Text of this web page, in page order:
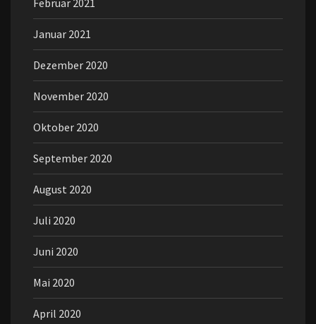
Februar 2021
Januar 2021
Dezember 2020
November 2020
Oktober 2020
September 2020
August 2020
Juli 2020
Juni 2020
Mai 2020
April 2020